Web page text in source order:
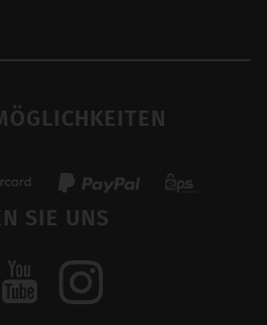
SIE UNS